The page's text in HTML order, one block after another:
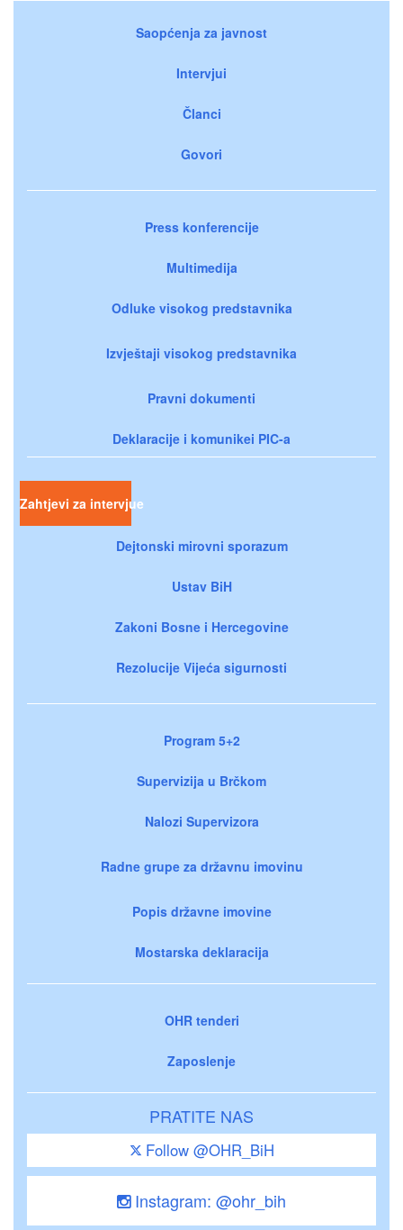
Saopćenja za javnost
Intervjui
Članci
Govori
Press konferencije
Multimedija
Odluke visokog predstavnika
Izvještaji visokog predstavnika
Pravni dokumenti
Deklaracije i komunikei PIC-a
Zahtjevi za intervjue
Dejtonski mirovni sporazum
Ustav BiH
Zakoni Bosne i Hercegovine
Rezolucije Vijeća sigurnosti
Program 5+2
Supervizija u Brčkom
Nalozi Supervizora
Radne grupe za državnu imovinu
Popis državne imovine
Mostarska deklaracija
OHR tenderi
Zaposlenje
PRATITE NAS
Follow @OHR_BiH
Instagram: @ohr_bih